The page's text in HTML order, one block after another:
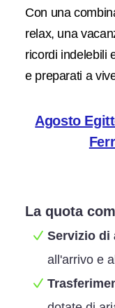
Con una
relax, una
ricordi indelebili
e preparati a
Agosto
La quota
Servizio di
all'arrivo e